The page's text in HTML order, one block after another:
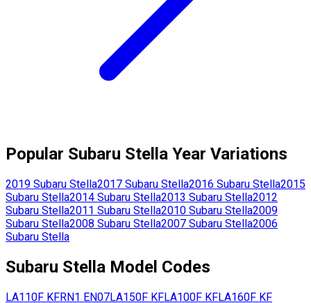
Popular Subaru Stella Year Variations
2019 Subaru Stella2017 Subaru Stella2016 Subaru Stella2015
Subaru Stella2014 Subaru Stella2013 Subaru Stella2012
Subaru Stella2011 Subaru Stella2010 Subaru Stella2009
Subaru Stella2008 Subaru Stella2007 Subaru Stella2006
Subaru Stella
Subaru Stella Model Codes
LA110F KFRN1 EN07LA150F KFLA100F KFLA160F KF